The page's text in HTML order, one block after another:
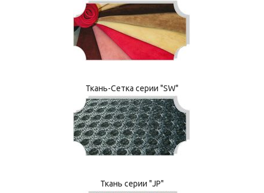
Ткань-Сетка серии "SW"
Ткань серии "JP"